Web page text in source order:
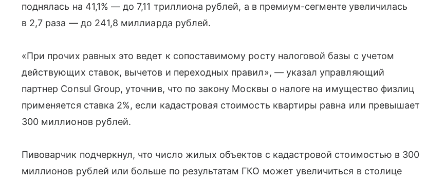
поднялась на 41,1% — до 7,11 триллиона рублей, а в премиум-сегменте увеличилась
в 2,7 раза — до 241,8 миллиарда рублей.
«При прочих равных это ведет к сопоставимому росту налоговой базы с учетом
действующих ставок, вычетов и переходных правил», — указал управляющий
партнер Consul Group, уточнив, что по закону Москвы о налоге на имущество физлиц
применяется ставка 2%, если кадастровая стоимость квартиры равна или превышает
300 миллионов рублей.
Пивоварчик подчеркнул, что число жилых объектов с кадастровой стоимостью в 300
миллионов рублей или больше по результатам ГКО может увеличиться в столице